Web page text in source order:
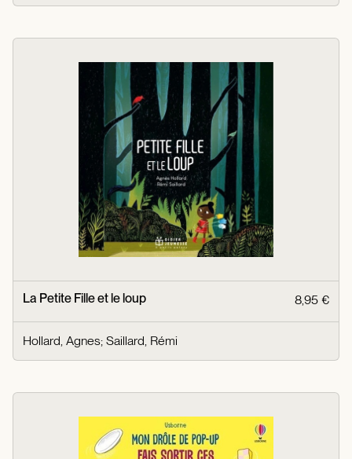
La Petite Fille et le loup 8,95 €
Hollard, Agnes; Saillard, Rémi